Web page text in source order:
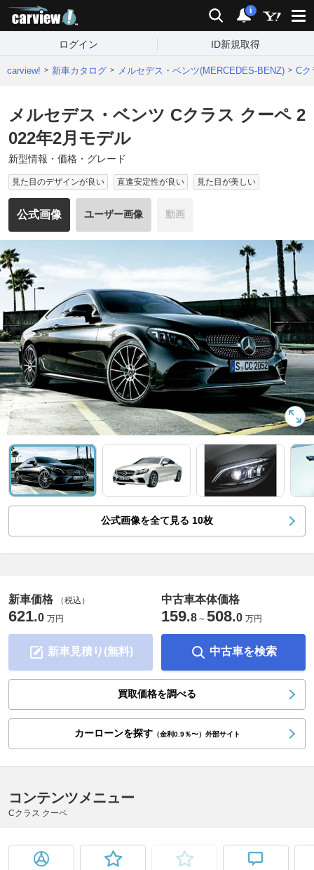
検索 通知
i
ログイン ID新規取得
carview! 新車カタログ メルセデス・ベンツ(MERCEDES-BENZ) Cク
メルセデス・ベンツ Cクラス クーペ 2
022年2月モデル
新型情報・価格・グレード
見た目のデザインが良い 直進安定性が良い 見た目が美しい
公式画像 ユーザー画像 動画
公式画像を全て見る 10枚
新車価格 （税込）
621.0 万円
新車見積り(無料)
中古車本体価格
159.8 ～ 508.0 万円
中古車を検索
買取価格を調べる
カーローンを探す（金利0.9％〜）外部サイト
コンテンツメニュー
Cクラス クーペ